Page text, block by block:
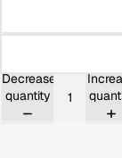
Decrease
quantity